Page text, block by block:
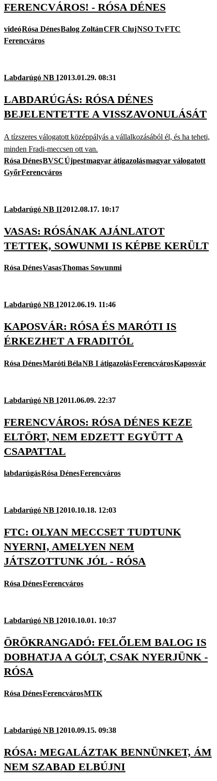
FERENCVÁROS! - RÓSA DÉNES
videóRósa DénesBalog ZoltánCFR ClujNSO TvFTC
Ferencváros
Labdarúgó NB I2013.01.29. 08:31
LABDARÚGÁS: RÓSA DÉNES
BEJELENTETTE A VISSZAVONULÁSÁT
A tízszeres válogatott középpályás a vállalkozásából él, és ha teheti,
minden Fradi-meccsen ott van.
Rósa DénesBVSCÚjpestmagyar átigazolásmagyar válogatott
GyőrFerencváros
Labdarúgó NB II2012.08.17. 10:17
VASAS: RÓSÁNAK AJÁNLATOT
TETTEK, SOWUNMI IS KÉPBE KERÜLT
Rósa DénesVasasThomas Sowunmi
Labdarúgó NB I2012.06.19. 11:46
KAPOSVÁR: RÓSA ÉS MARÓTI IS
ÉRKEZHET A FRADITÓL
Rósa DénesMaróti BélaNB I átigazolásFerencvárosKaposvár
Labdarúgó NB I2011.06.09. 22:37
FERENCVÁROS: RÓSA DÉNES KEZE
ELTÖRT, NEM EDZETT EGYÜTT A
CSAPATTAL
labdarúgásRósa DénesFerencváros
Labdarúgó NB I2010.10.18. 12:03
FTC: OLYAN MECCSET TUDTUNK
NYERNI, AMELYEN NEM
JÁTSZOTTUNK JÓL - RÓSA
Rósa DénesFerencváros
Labdarúgó NB I2010.10.01. 10:37
ÖRÖKRANGADÓ: FELŐLEM BALOG IS
DOBHATJA A GÓLT, CSAK NYERJÜNK -
RÓSA
Rósa DénesFerencvárosMTK
Labdarúgó NB I2010.09.15. 09:38
RÓSA: MEGALÁZTAK BENNÜNKET, ÁM
NEM SZABAD ELBÚJNI